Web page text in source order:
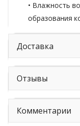
• Влажность
образования
Доставка
Отзывы
Комментарии